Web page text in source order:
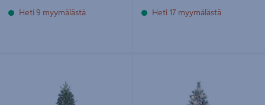
Heti 9 myymälästä Heti 17 myymälästä